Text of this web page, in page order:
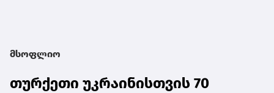
მსოფლიო
თურქეთი უკრაინისთვის 70